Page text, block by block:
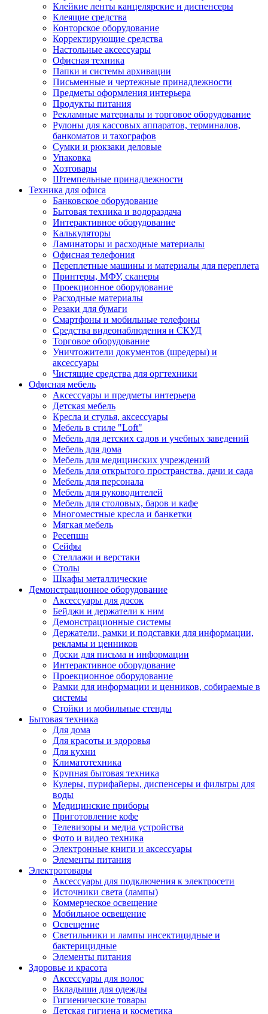
Клейкие ленты канцелярские и диспенсеры
Клеящие средства
Конторское оборудование
Корректирующие средства
Настольные аксессуары
Офисная техника
Папки и системы архивации
Письменные и чертежные принадлежности
Предметы оформления интерьера
Продукты питания
Рекламные материалы и торговое оборудование
Рулоны для кассовых аппаратов, терминалов,
банкоматов и тахографов
Сумки и рюкзаки деловые
Упаковка
Хозтовары
Штемпельные принадлежности
Техника для офиса
Банковское оборудование
Бытовая техника и водораздача
Интерактивное оборудование
Калькуляторы
Ламинаторы и расходные материалы
Офисная телефония
Переплетные машины и материалы для переплета
Принтеры, МФУ, сканеры
Проекционное оборудование
Расходные материалы
Резаки для бумаги
Смартфоны и мобильные телефоны
Средства видеонаблюдения и СКУД
Торговое оборудование
Уничтожители документов (шредеры) и
аксессуары
Чистящие средства для оргтехники
Офисная мебель
Аксессуары и предметы интерьера
Детская мебель
Кресла и стулья, аксессуары
Мебель в стиле "Loft"
Мебель для детских садов и учебных заведений
Мебель для дома
Мебель для медицинских учреждений
Мебель для открытого пространства, дачи и сада
Мебель для персонала
Мебель для руководителей
Мебель для столовых, баров и кафе
Многоместные кресла и банкетки
Мягкая мебель
Ресепшн
Сейфы
Стеллажи и верстаки
Столы
Шкафы металлические
Демонстрационное оборудование
Аксессуары для досок
Бейджи и держатели к ним
Демонстрационные системы
Держатели, рамки и подставки для информации,
рекламы и ценников
Доски для письма и информации
Интерактивное оборудование
Проекционное оборудование
Рамки для информации и ценников, собираемые в
системы
Стойки и мобильные стенды
Бытовая техника
Для дома
Для красоты и здоровья
Для кухни
Климатотехника
Крупная бытовая техника
Кулеры, пурифайеры, диспенсеры и фильтры для
воды
Медицинские приборы
Приготовление кофе
Телевизоры и медиа устройства
Фото и видео техника
Электронные книги и аксессуары
Элементы питания
Электротовары
Аксессуары для подключения к электросети
Источники света (лампы)
Коммерческое освещение
Мобильное освещение
Освещение
Светильники и лампы инсектицидные и
бактерицидные
Элементы питания
Здоровье и красота
Аксессуары для волос
Вкладыши для одежды
Гигиенические товары
Детская гигиена и косметика